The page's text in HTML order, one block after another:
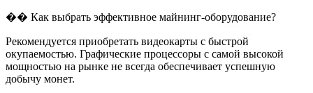
�� Как выбрать эффективное майнинг-оборудование?
Рекомендуется приобретать видеокарты с быстрой
окупаемостью. Графические процессоры с самой высокой
мощностью на рынке не всегда обеспечивает успешную
добычу монет.